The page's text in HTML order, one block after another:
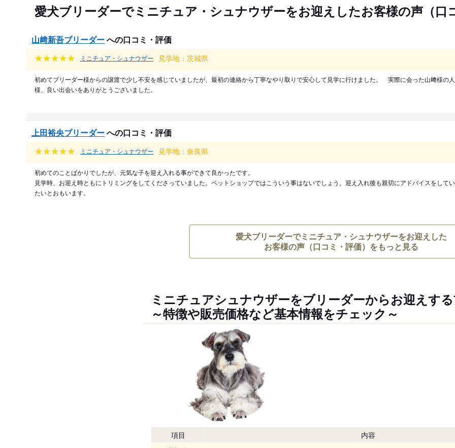
愛犬ブリーダーでミニチュア・シュナウザーをお迎えしたお客様の声（口
山﨑新吾ブリーダーへの口コミ・評価
ミニチュア・シュナウザー 見学地：茨城県
初めてブリーダー様からの譲渡で少し不安を感じていましたが、最初の連絡から丁寧なやり取りで安心して見学に行けました。 実際に会った山﨑様
様、良い出会いをありがとうございました。
上田裕央ブリーダーへの口コミ・評価
ミニチュア・シュナウザー 見学地：奈良県
初めてのことばかりでしたが、元気な子を迎え入れる事ができて良かったです。
見学時、お迎え時ともにトリミングをしてくださっていました。ペットショップではこういう事はないでしょう。迎え入れ後も親切にアドバイスをし
たいとおもいます。
愛犬ブリーダーでミニチュア・シュナウザーをお迎えした
お客様の声（口コミ・評価）をもっと見る
ミニチュアシュナウザーをブリーダーからお迎えす
～特徴や販売価格など基本情報をチェック～
項目
内容